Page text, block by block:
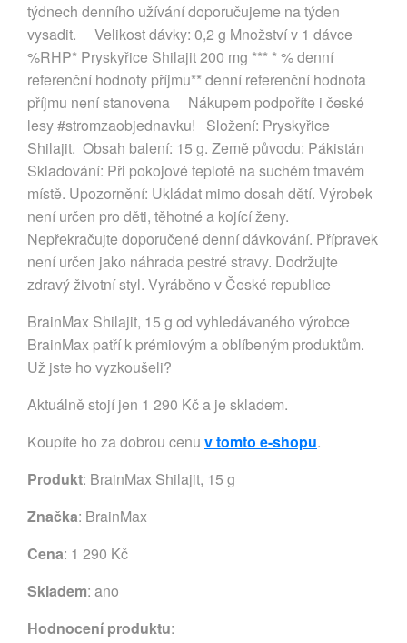
týdnech denního užívání doporučujeme na týden
vysadit. Velikost dávky: 0,2 g Množství v 1 dávce
%RHP* Pryskyřice Shilajit 200 mg *** * % denní
referenční hodnoty příjmu** denní referenční hodnota
příjmu není stanovena Nákupem podpoříte i české
lesy #stromzaobjednavku! Složení: Pryskyřice
Shilajit. Obsah balení: 15 g. Země původu: Pákistán
Skladování: Při pokojové teplotě na suchém tmavém
místě. Upozornění: Ukládat mimo dosah dětí. Výrobek
není určen pro děti, těhotné a kojící ženy.
Nepřekračujte doporučené denní dávkování. Přípravek
není určen jako náhrada pestré stravy. Dodržujte
zdravý životní styl. Vyráběno v České republice
BrainMax Shilajit, 15 g od vyhledávaného výrobce
BrainMax patří k prémiovým a oblíbeným produktům.
Už jste ho vyzkoušeli?
Aktuálně stojí jen 1 290 Kč a je skladem.
Koupíte ho za dobrou cenu v tomto e-shopu.
Produkt: BrainMax Shilajit, 15 g
Značka: BrainMax
Cena: 1 290 Kč
Skladem: ano
Hodnocení produktu: